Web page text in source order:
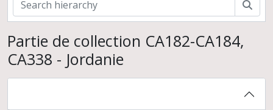
Partie de collection CA182-CA184,
CA338 - Jordanie